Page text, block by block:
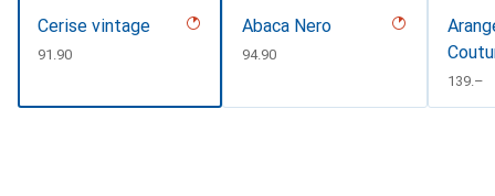
Cerise vintage
CHF
91.90
Abaca Nero
CHF
94.90
CHF
139.–